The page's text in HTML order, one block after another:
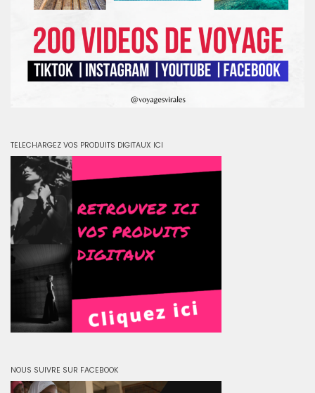
TELECHARGEZ VOS PRODUITS DIGITAUX ICI
NOUS SUIVRE SUR FACEBOOK